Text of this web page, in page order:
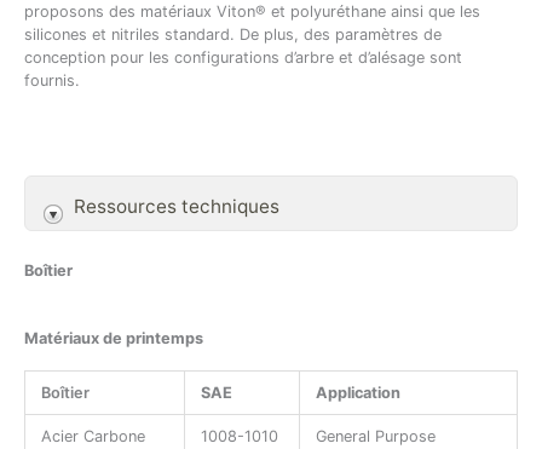
proposons des matériaux Viton® et polyuréthane ainsi que les
silicones et nitriles standard. De plus, des paramètres de
conception pour les configurations d’arbre et d’alésage sont
fournis.
Ressources techniques
Boîtier
Matériaux de printemps
Boîtier SAE Application
Acier Carbone 1008-1010 General Purpose